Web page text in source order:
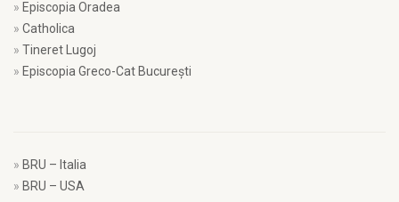
Episcopia Oradea
Catholica
Tineret Lugoj
Episcopia Greco-Cat Bucureşti
BRU – Italia
BRU – USA